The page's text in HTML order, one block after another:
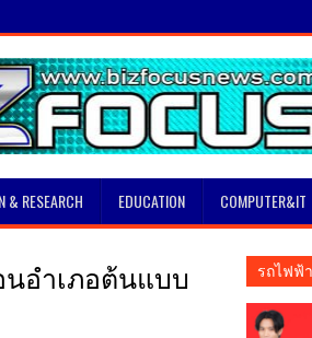
& RESEARCH EDUCATION COMPUTER&IT
นอำเภอต้นแบบ
รถไฟฟ้